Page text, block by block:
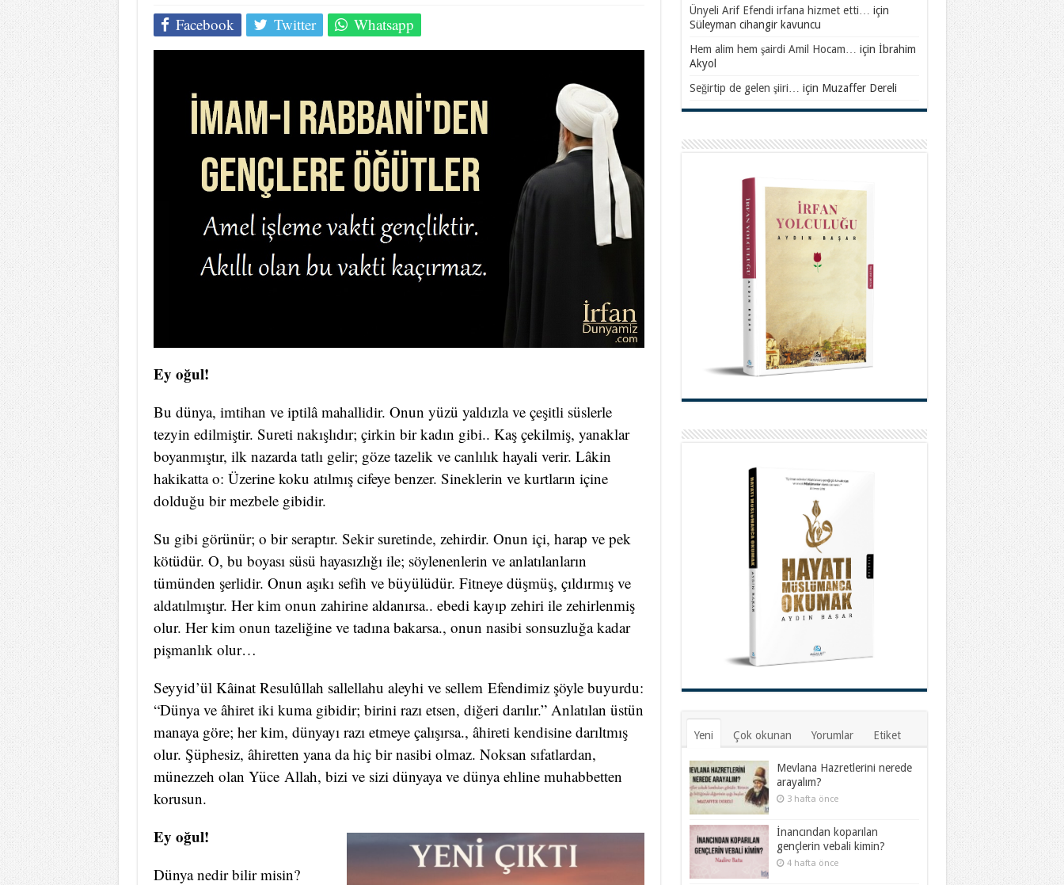
Facebook Twitter Whatsapp
Ey oğul!
Bu dünya, imtihan ve iptilâ mahallidir. Onun yüzü yaldızla ve çeşitli süslerle
tezyin edilmiştir. Sureti nakışlıdır; çirkin bir kadın gibi.. Kaş çekilmiş, yanaklar
boyanmıştır, ilk nazarda tatlı gelir; göze tazelik ve canlılık hayali verir. Lâkin
hakikatta o: Üzerine koku atılmış cifeye benzer. Sineklerin ve kurtların içine
dolduğu bir mezbele gibidir.
Su gibi görünür; o bir seraptır. Sekir suretinde, zehirdir. Onun içi, harap ve pek
kötüdür. O, bu boyası süsü hayasızlığı ile; söylenenlerin ve anlatılanların
tümünden şerlidir. Onun aşıkı sefih ve büyülüdür. Fitneye düşmüş, çıldırmış ve
aldatılmıştır. Her kim onun zahirine aldanırsa.. ebedi kayıp zehiri ile zehirlenmiş
olur. Her kim onun tazeliğine ve tadına bakarsa., onun nasibi sonsuzluğa kadar
pişmanlık olur…
Seyyid’ül Kâinat Resulûllah sallellahu aleyhi ve sellem Efendimiz şöyle buyurdu:
“Dünya ve âhiret iki kuma gibidir; birini razı etsen, diğeri darılır.” Anlatılan üstün
manaya göre; her kim, dünyayı razı etmeye çalışırsa., âhireti kendisine darıltmış
olur. Şüphesiz, âhiretten yana da hiç bir nasibi olmaz. Noksan sıfatlardan,
münezzeh olan Yüce Allah, bizi ve sizi dünyaya ve dünya ehline muhabbetten
korusun.
Ey oğul!
Dünya nedir bilir misin?
Ünyeli Arif Efendi irfana hizmet etti…
için
Süleyman cihangir kavuncu
Hem alim hem şairdi Amil Hocam…
için İbrahim
Akyol
Seğirtip de gelen şiiri…
için Muzaffer Dereli
Yeni Çok okunan Yorumlar Etiket
Mevlana Hazretlerini nerede
arayalım?
3 hafta önce
İnancından koparılan
gençlerin vebali kimin?
4 hafta önce